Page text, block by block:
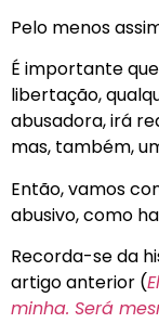
Pelo menos
É importante
libertação,
abusadora, irá
mas, também,
Então, vamos
abusivo, como
Recorda-se da
artigo anterior (
minha. Será